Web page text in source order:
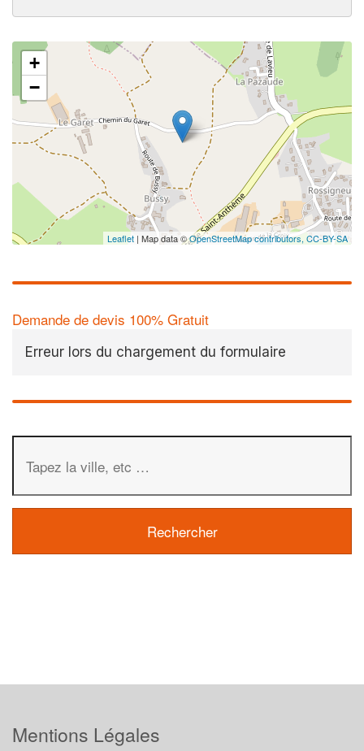
+
−
Leaflet | Map data ©OpenStreetMap contributors, CC-BY-SA
Demande de devis 100% Gratuit
Erreur lors du chargement du formulaire
Mentions Légales